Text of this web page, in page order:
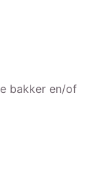
bakker en/of